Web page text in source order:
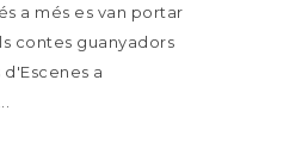
a més es van portar
contes guanyadors
a